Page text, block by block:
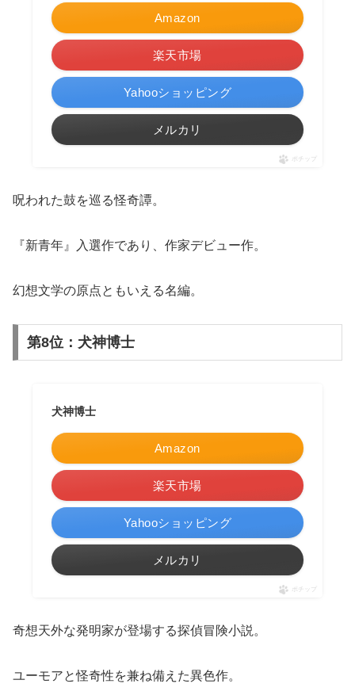
Amazon
楽天市場
Yahooショッピング
メルカリ
ポチップ
呪われた鼓を巡る怪奇譚。
『新青年』入選作であり、作家デビュー作。
幻想文学の原点ともいえる名編。
第8位：犬神博士
犬神博士
Amazon
楽天市場
Yahooショッピング
メルカリ
ポチップ
奇想天外な発明家が登場する探偵冒険小説。
ユーモアと怪奇性を兼ね備えた異色作。